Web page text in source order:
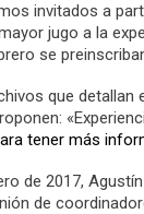
invitados a
jugo a la
se
que detallan
tener más
de 2017,
de